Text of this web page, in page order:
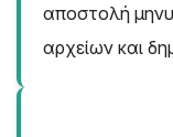
αποστολή
αρχείων και